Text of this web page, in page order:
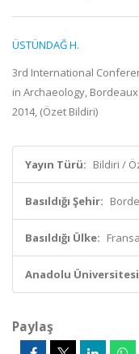
ÜSTÜNDAĞ H.
3rd International
in Archaeology,
2014, (Özet Bildiri)
Yayın Türü: Bildiri /
Basıldığı Şehir:
Basıldığı Ülke: Fransa
Anadolu
Paylaş